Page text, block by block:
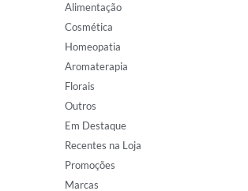
Alimentação
Cosmética
Homeopatia
Aromaterapia
Florais
Outros
Em Destaque
Recentes na Loja
Promoções
Marcas